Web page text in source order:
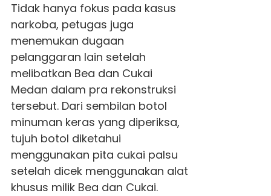
Tidak hanya fokus pada kasus
narkoba, petugas juga
menemukan dugaan
pelanggaran lain setelah
melibatkan Bea dan Cukai
Medan dalam pra rekonstruksi
tersebut. Dari sembilan botol
minuman keras yang diperiksa,
tujuh botol diketahui
menggunakan pita cukai palsu
setelah dicek menggunakan alat
khusus milik Bea dan Cukai.